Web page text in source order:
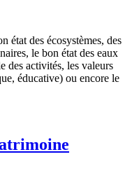
état des écosystèmes, des
le bon état des eaux
des activités, les valeurs
éducative) ou encore le